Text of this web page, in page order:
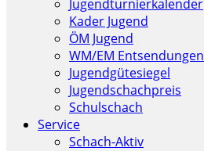
Jugendturnierkalender
Kader Jugend
ÖM Jugend
WM/EM Entsendungen
Jugendgütesiegel
Jugendschachpreis
Schulschach
Service
Schach-Aktiv